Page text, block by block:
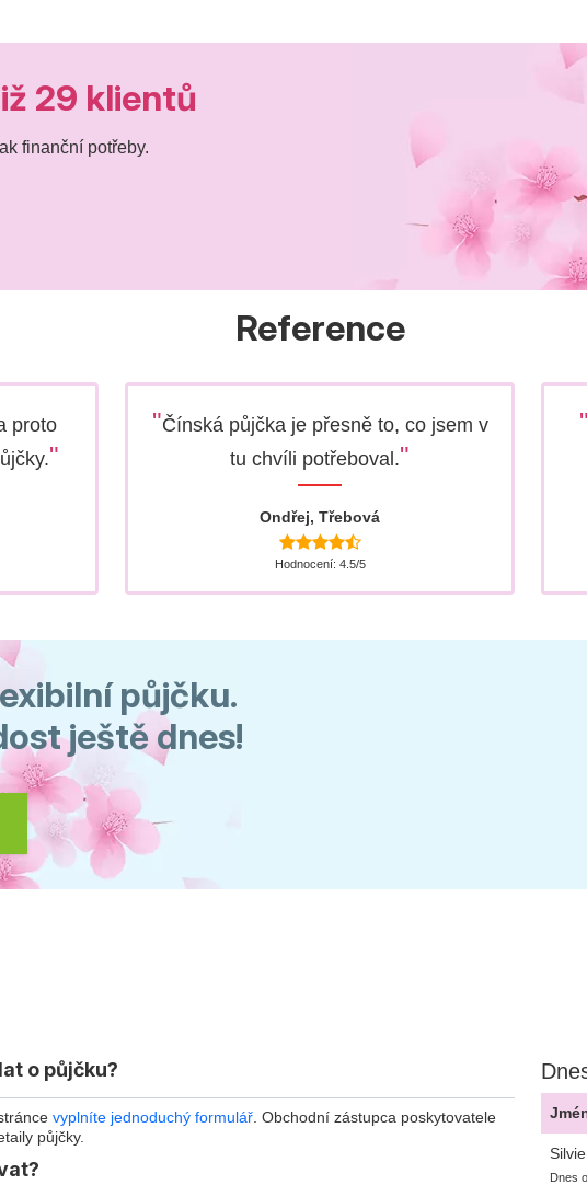
29 klientů
finanční potřeby.
Reference
proto
"
"Čínská půjčka je přesně to, co jsem v
tu chvíli potřeboval."
Ondřej, Třebová
Hodnocení: 4.5/5
"
půjčku.
ještě dnes!
o půjčku?
vyplníte jednoduchý formulář . Obchodní zástupca poskytovatele
půjčky.
Dnes